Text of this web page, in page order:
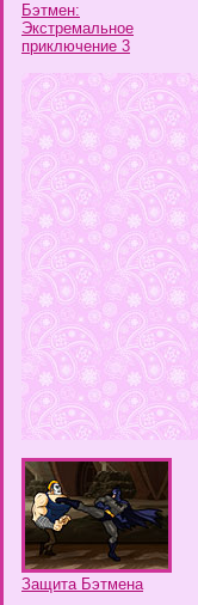
Бэтмен:
Экстремальное
приключение 3
Защита Бэтмена